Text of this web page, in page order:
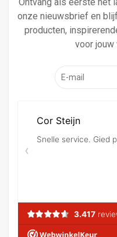
onze nieuwsbrief en
producten,
voor jouw